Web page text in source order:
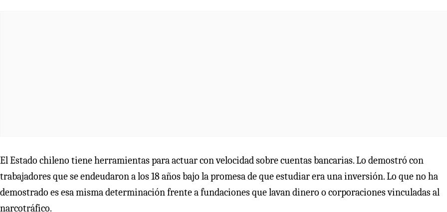
El Estado chileno tiene herramientas para actuar con velocidad sobre cuentas bancarias. Lo demostró con
trabajadores que se endeudaron a los 18 años bajo la promesa de que estudiar era una inversión. Lo que no ha
demostrado es esa misma determinación frente a fundaciones que lavan dinero o corporaciones vinculadas al
narcotráfico.